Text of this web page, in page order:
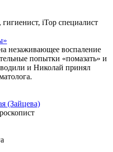
гигиенист, iTop специалист
незаживающее воспаление
попытки «помазать» и
и Николай принял
(Зайцева)